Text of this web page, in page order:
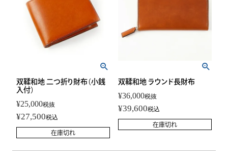
双鞣和地 二つ折り財布（小銭
入付）
¥25,000税抜
¥27,500税込
在庫切れ
双鞣和地 ラウンド長財布
¥36,000税抜
¥39,600税込
在庫切れ